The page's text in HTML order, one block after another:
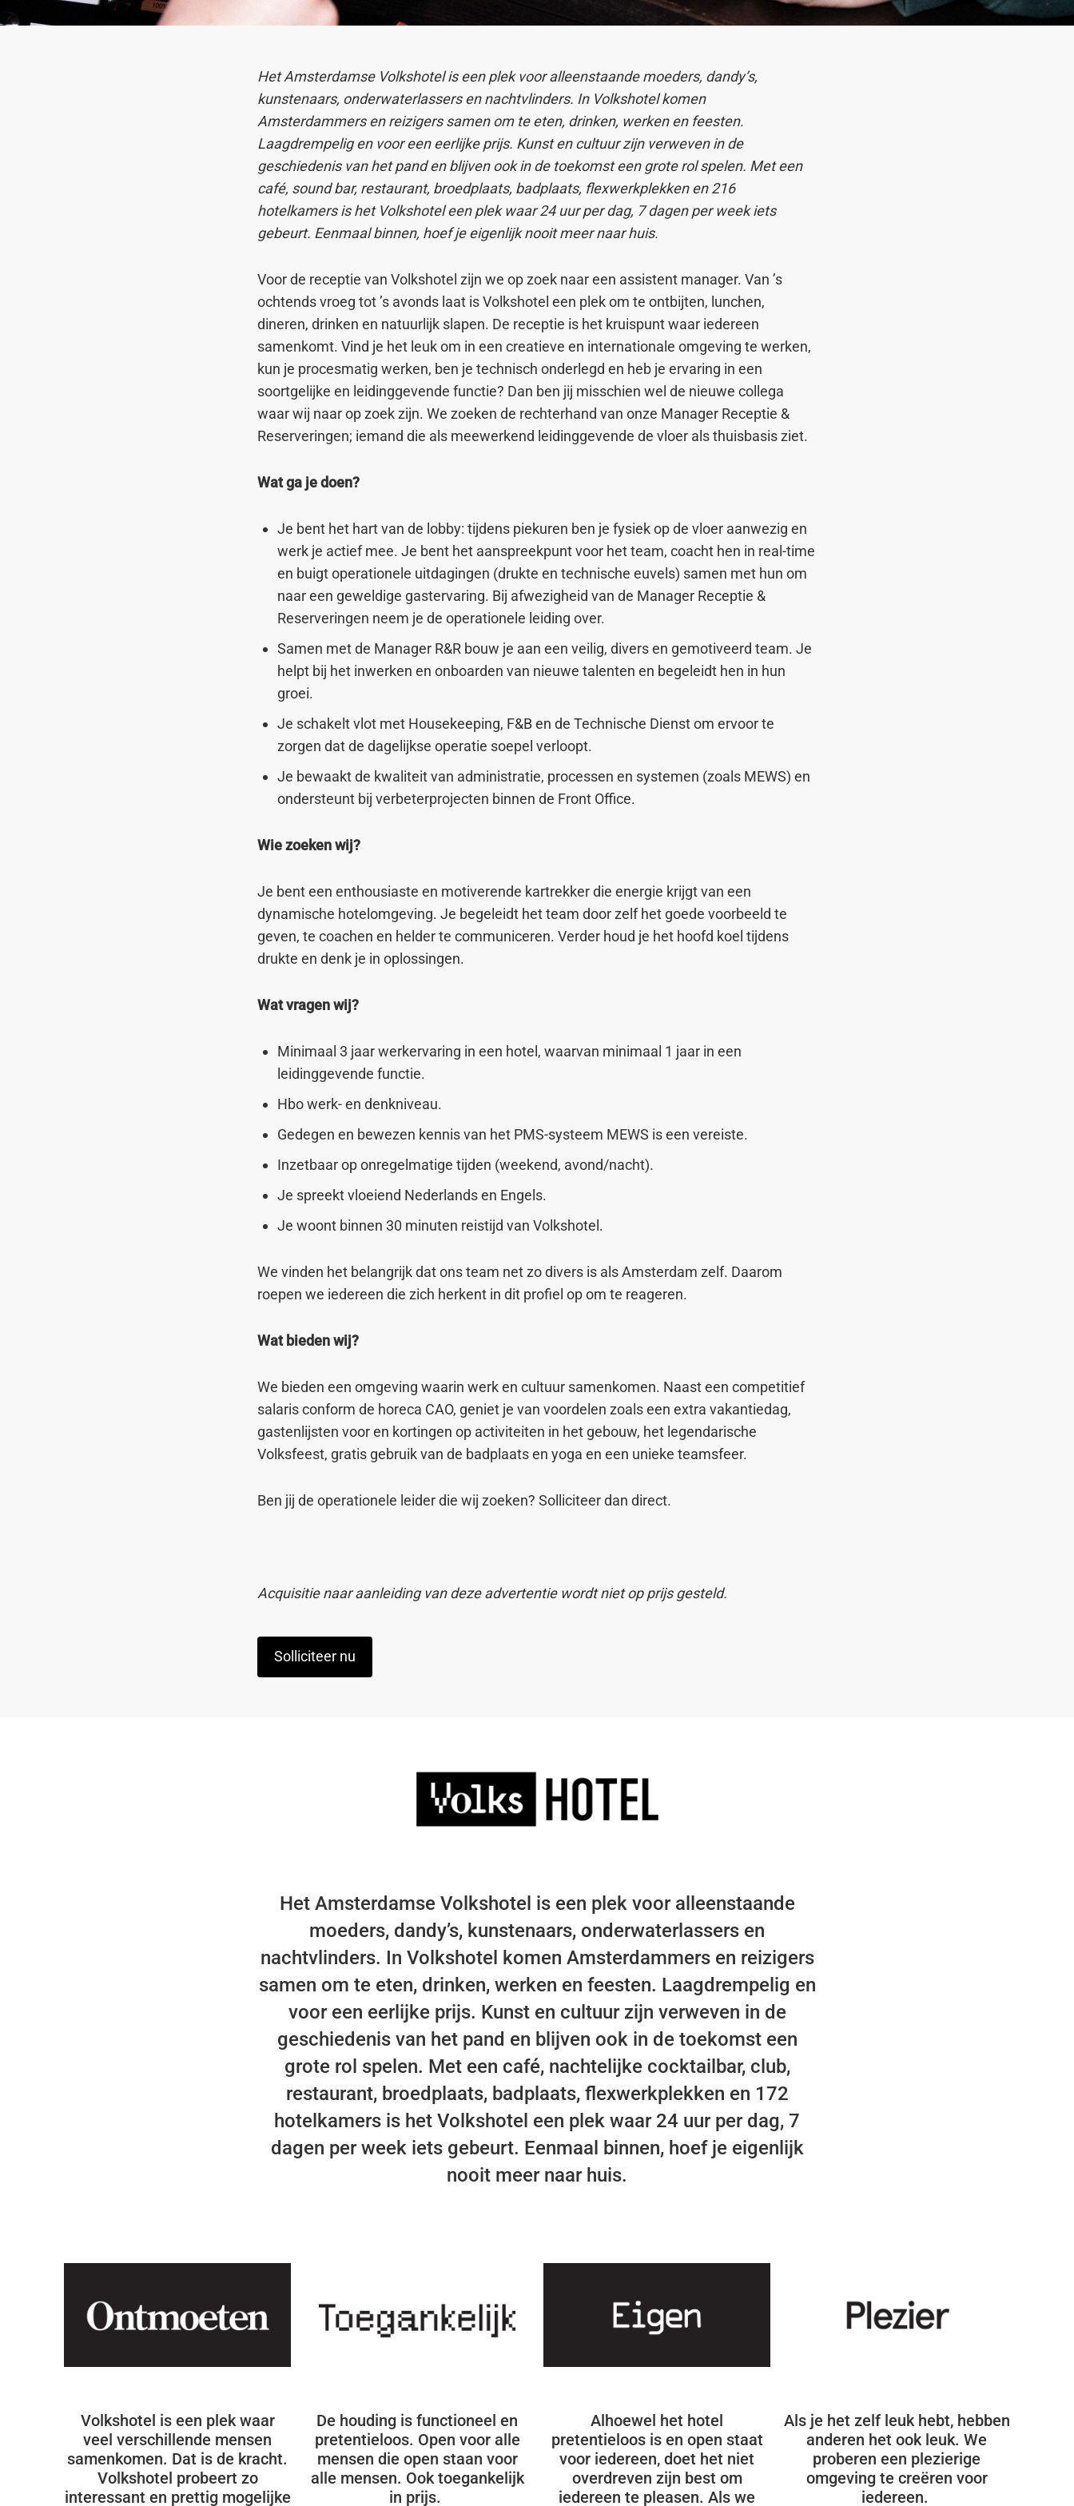
Het Amsterdamse Volkshotel is een plek voor alleenstaande moeders, dandy’s,
kunstenaars, onderwaterlassers en nachtvlinders. In Volkshotel komen
Amsterdammers en reizigers samen om te eten, drinken, werken en feesten.
Laagdrempelig en voor een eerlijke prijs. Kunst en cultuur zijn verweven in de
geschiedenis van het pand en blijven ook in de toekomst een grote rol spelen. Met een
café, sound bar, restaurant, broedplaats, badplaats, flexwerkplekken en 216
hotelkamers is het Volkshotel een plek waar 24 uur per dag, 7 dagen per week iets
gebeurt. Eenmaal binnen, hoef je eigenlijk nooit meer naar huis.
Voor de receptie van Volkshotel zijn we op zoek naar een assistent manager. Van ’s
ochtends vroeg tot ’s avonds laat is Volkshotel een plek om te ontbijten, lunchen,
dineren, drinken en natuurlijk slapen. De receptie is het kruispunt waar iedereen
samenkomt. Vind je het leuk om in een creatieve en internationale omgeving te werken,
kun je procesmatig werken, ben je technisch onderlegd en heb je ervaring in een
soortgelijke en leidinggevende functie? Dan ben jij misschien wel de nieuwe collega
waar wij naar op zoek zijn. We zoeken de rechterhand van onze Manager Receptie &
Reserveringen; iemand die als meewerkend leidinggevende de vloer als thuisbasis ziet.
Wat ga je doen?
Je bent het hart van de lobby: tijdens piekuren ben je fysiek op de vloer aanwezig en
werk je actief mee. Je bent het aanspreekpunt voor het team, coacht hen in real-time
en buigt operationele uitdagingen (drukte en technische euvels) samen met hun om
naar een geweldige gastervaring. Bij afwezigheid van de Manager Receptie &
Reserveringen neem je de operationele leiding over.
Samen met de Manager R&R bouw je aan een veilig, divers en gemotiveerd team. Je
helpt bij het inwerken en onboarden van nieuwe talenten en begeleidt hen in hun
groei.
Je schakelt vlot met Housekeeping, F&B en de Technische Dienst om ervoor te
zorgen dat de dagelijkse operatie soepel verloopt.
Je bewaakt de kwaliteit van administratie, processen en systemen (zoals MEWS) en
ondersteunt bij verbeterprojecten binnen de Front Office.
Wie zoeken wij?
Je bent een enthousiaste en motiverende kartrekker die energie krijgt van een
dynamische hotelomgeving. Je begeleidt het team door zelf het goede voorbeeld te
geven, te coachen en helder te communiceren. Verder houd je het hoofd koel tijdens
drukte en denk je in oplossingen.
Wat vragen wij?
Minimaal 3 jaar werkervaring in een hotel, waarvan minimaal 1 jaar in een
leidinggevende functie.
Hbo werk- en denkniveau.
Gedegen en bewezen kennis van het PMS-systeem MEWS is een vereiste.
Inzetbaar op onregelmatige tijden (weekend, avond/nacht).
Je spreekt vloeiend Nederlands en Engels.
Je woont binnen 30 minuten reistijd van Volkshotel.
We vinden het belangrijk dat ons team net zo divers is als Amsterdam zelf. Daarom
roepen we iedereen die zich herkent in dit profiel op om te reageren.
Wat bieden wij?
We bieden een omgeving waarin werk en cultuur samenkomen. Naast een competitief
salaris conform de horeca CAO, geniet je van voordelen zoals een extra vakantiedag,
gastenlijsten voor en kortingen op activiteiten in het gebouw, het legendarische
Volksfeest, gratis gebruik van de badplaats en yoga en een unieke teamsfeer.
Ben jij de operationele leider die wij zoeken? Solliciteer dan direct.
Acquisitie naar aanleiding van deze advertentie wordt niet op prijs gesteld.
Solliciteer nu
Het Amsterdamse Volkshotel is een plek voor alleenstaande
moeders, dandy’s, kunstenaars, onderwaterlassers en
nachtvlinders. In Volkshotel komen Amsterdammers en reizigers
samen om te eten, drinken, werken en feesten. Laagdrempelig en
voor een eerlijke prijs. Kunst en cultuur zijn verweven in de
geschiedenis van het pand en blijven ook in de toekomst een
grote rol spelen. Met een café, nachtelijke cocktailbar, club,
restaurant, broedplaats, badplaats, flexwerkplekken en 172
hotelkamers is het Volkshotel een plek waar 24 uur per dag, 7
dagen per week iets gebeurt. Eenmaal binnen, hoef je eigenlijk
nooit meer naar huis.
Volkshotel is een plek waar
veel verschillende mensen
samenkomen. Dat is de kracht.
Volkshotel probeert zo
interessant en prettig mogelijke
De houding is functioneel en
pretentieloos. Open voor alle
mensen die open staan voor
alle mensen. Ook toegankelijk
in prijs.
Alhoewel het hotel
pretentieloos is en open staat
voor iedereen, doet het niet
overdreven zijn best om
iedereen te pleasen. Als we
Als je het zelf leuk hebt, hebben
anderen het ook leuk. We
proberen een plezierige
omgeving te creëren voor
iedereen.